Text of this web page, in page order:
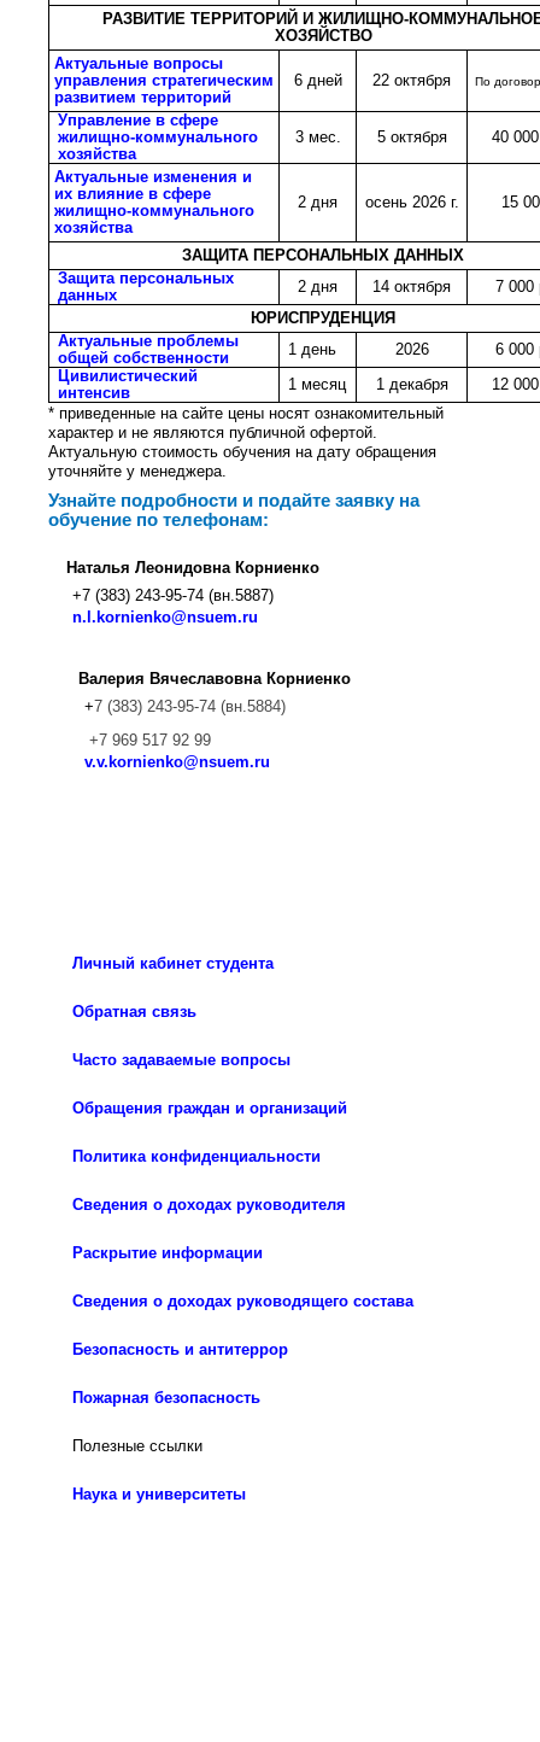
РАЗВИТИЕ ТЕРРИТОРИЙ И ЖИЛИЩНО-
ХОЗЯЙСТВО
Актуальные вопросы
управления стратегическим
развитием территорий
6 дней 22 октября По
Управление в сфере
жилищно-коммунального
хозяйства
3 мес. 5 октября 40
Актуальные изменения и
их влияние в сфере
жилищно-коммунального
хозяйства
2 дня осень 2026 г. 15
ЗАЩИТА ПЕРСОНАЛЬНЫХ ДАННЫХ
Защита персональных
данных
2 дня 14 октября
7 000
ЮРИСПРУДЕНЦИЯ
Актуальные проблемы
общей собственности
1 день 2026
6 000
Цивилистический
интенсив
1 месяц 1 декабря
12
* приведенные на сайте цены носят ознакомительный
характер и не являются публичной офертой.
Актуальную стоимость обучения на дату обращения
уточняйте у менеджера.
Узнайте подробности и подайте заявку на
обучение по телефонам:
Наталья Леонидовна Корниенко
+7 (383) 243-95-74 (вн.5887)
n.l.kornienko@nsuem.ru
Валерия Вячеславовна Корниенко
+7 (383) 243-95-74 (вн.5884)
+7 969 517 92 99
v.v.kornienko@nsuem.ru
Личный кабинет студента
Обратная связь
Часто задаваемые вопросы
Обращения граждан и организаций
Политика конфиденциальности
Сведения о доходах руководителя
Раскрытие информации
Сведения о доходах руководящего состава
Безопасность и антитеррор
Пожарная безопасность
Полезные ссылки
Наука и университеты